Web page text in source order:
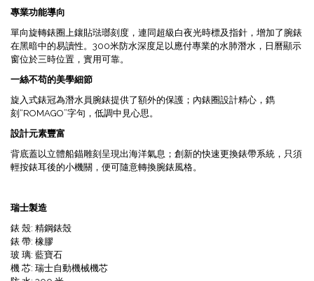
專業功能導向
單向旋轉錶圈上鑲貼琺瑯刻度，連同超級白夜光時標及指針，增加了腕錶
在黑暗中的易讀性。300米防水深度足以應付專業的水肺潛水，日曆顯示
窗位於三時位置，實用可靠。
一絲不苟的美學細節
旋入式錶冠為潛水員腕錶提供了額外的保護；內錶圈設計精心，鐫
刻“ROMAGO”字句，低調中見心思。
設計元素豐富
背底蓋以立體船錨雕刻呈現出海洋氣息；創新的快速更換錶帶系統，只須
輕按錶耳後的小機關，便可隨意轉換腕錶風格。
瑞士製造
錶 殼: 精鋼錶殼
錶 帶: 橡膠
玻 璃: 藍寶石
機 芯: 瑞士自動機械機芯